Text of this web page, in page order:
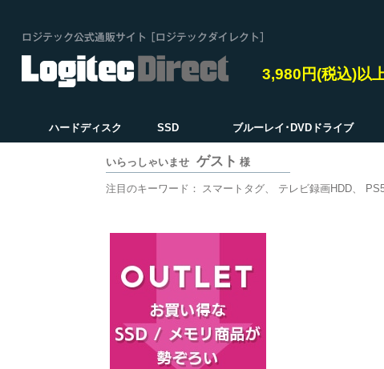
3,980円(税込)以
ハードディスク SSD ブルーレイ･DVDドライブ
いらっしゃいませ ゲスト 様
注目のキーワード： スマートタグ テレビ録画HDD